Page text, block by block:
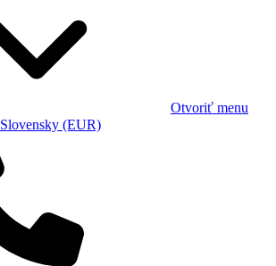
Otvoriť menu
Slovensky (EUR)